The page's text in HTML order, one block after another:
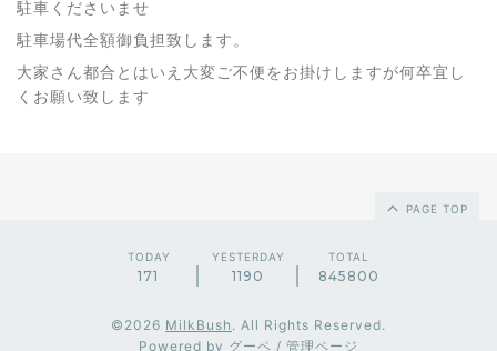
駐車くださいませ
駐車場代全額御負担致します。
大家さん都合とはいえ大変ご不便をお掛けしますが何卒宜し
くお願い致します
PAGE TOP
TODAY
171
YESTERDAY
1190
TOTAL
845800
©2026 MilkBush . All Rights Reserved.
Powered by グーペ / 管理ページ